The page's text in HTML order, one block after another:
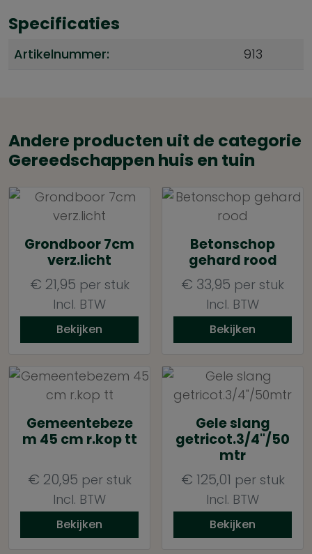
Specificaties
Artikelnummer: 913
Andere producten uit de categorie
Gereedschappen huis en tuin
Grondboor 7cm
verz.licht
€ 21,95 per stuk
Incl. BTW
Bekijken
Betonschop
gehard rood
€ 33,95 per stuk
Incl. BTW
Bekijken
Gemeentebeze
m 45 cm r.kop tt
€ 20,95 per stuk
Incl. BTW
Bekijken
Gele slang
getricot.3/4"/50
mtr
€ 125,01 per stuk
Incl. BTW
Bekijken